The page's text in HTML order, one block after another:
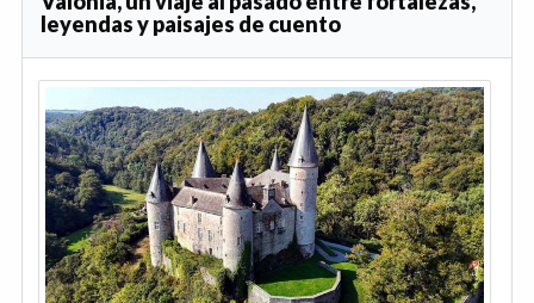
leyendas y paisajes de cuento